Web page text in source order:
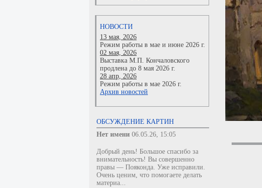
НОВОСТИ
13 мая, 2026
Режим работы в мае и июне 2026 г.
02 мая, 2026
Выставка М.П. Кончаловского
продлена до 8 мая 2026 г.
28 апр, 2026
Режим работы в мае 2026 г.
Архив новостей
ОБСУЖДЕНИЕ КАРТИН
Нет имени 06.05.26, 15:05
Добрый день! Большое спасибо за
внимательность! Вы совершенно
правы — Пояконда. Уже исправили.
Очень ценим, что помогаете делать
материа...